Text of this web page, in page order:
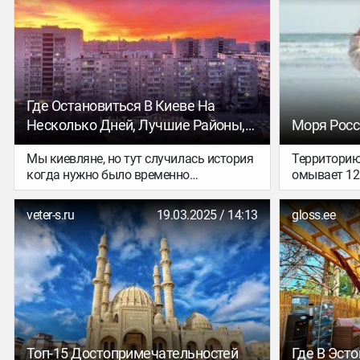
Где Остановиться В Киеве На
Несколько Дней, Лучшие Районы,
Личный Опыт
Мы киевляне, но тут случилась история
когда нужно было временно
арендовать квартиру на небольшой
срок. Ввиду обстоятельств мы сменили
несколько квартир, поэтому есть чем
поделиться.
Моря
омывает
выделяют
моря в
Этой
текстов о
вы хотите
водную
отдохнуть
начнём с
морей,
veter-s.ru 19.03.2025 / 14:13
Топ-15 Достопримечательностей
gloss.ee
Где В